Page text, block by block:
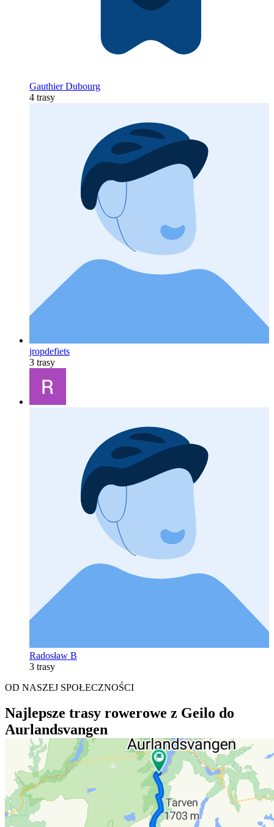
Gauthier Dubourg
4 trasy
jropdefiets
3 trasy
Radosław B
3 trasy
OD NASZEJ SPOŁECZNOŚCI
Najlepsze trasy rowerowe z Geilo do
Aurlandsvangen